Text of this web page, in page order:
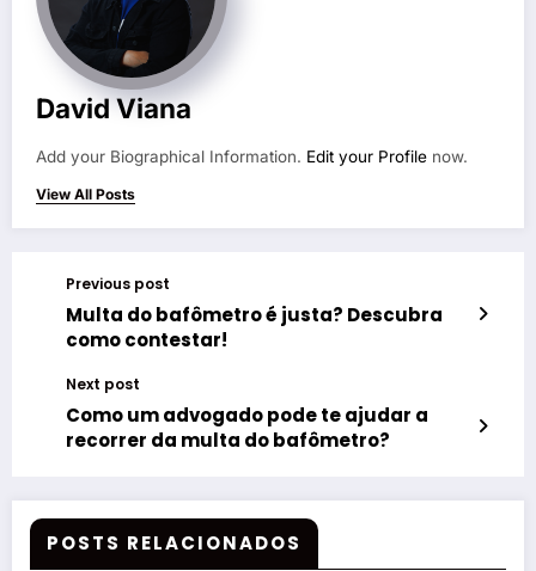
David Viana
Add your Biographical Information. Edit your Profile now.
View All Posts
Previous post
Multa do bafômetro é justa? Descubra
como contestar!
Next post
Como um advogado pode te ajudar a
recorrer da multa do bafômetro?
POSTS RELACIONADOS